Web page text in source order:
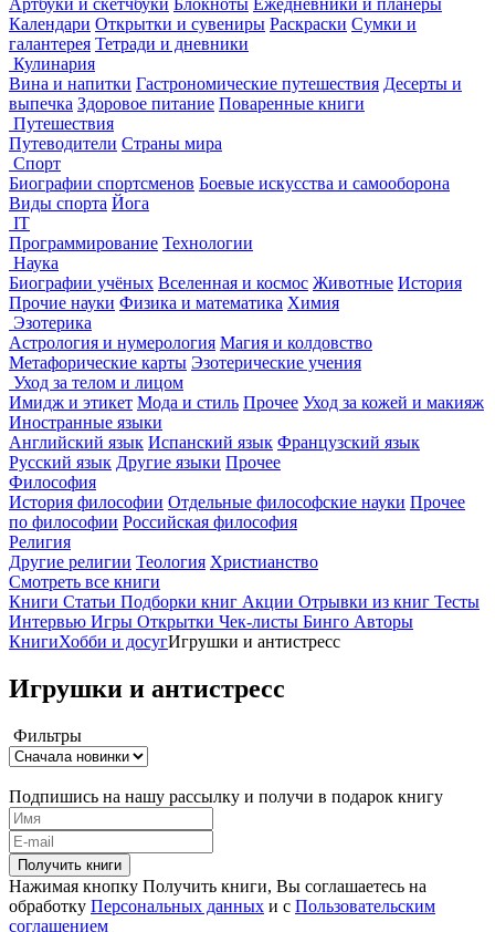
Артбуки и скетчбуки Блокноты Ежедневники и планеры
Календари Открытки и сувениры Раскраски Сумки и
галантерея Тетради и дневники
Кулинария
Вина и напитки Гастрономические путешествия Десерты и
выпечка Здоровое питание Поваренные книги
Путешествия
Путеводители Страны мира
Спорт
Биографии спортсменов Боевые искусства и самооборона
Виды спорта Йога
IT
Программирование Технологии
Наука
Биографии учёных Вселенная и космос Животные История
Прочие науки Физика и математика Химия
Эзотерика
Астрология и нумерология Магия и колдовство
Метафорические карты Эзотерические учения
Уход за телом и лицом
Имидж и этикет Мода и стиль Прочее Уход за кожей и макияж
Иностранные языки
Английский язык Испанский язык Французский язык
Русский язык Другие языки Прочее
Философия
История философии Отдельные философские науки Прочее
по философии Российская философия
Религия
Другие религии Теология Христианство
Смотреть все книги
Книги Статьи Подборки книг Акции Отрывки из книг Тесты
Интервью Игры Открытки Чек-листы Бинго Авторы
КнигиХобби и досугИгрушки и антистресс
Игрушки и антистресс
Фильтры
Подпишись на нашу рассылку и получи в подарок книгу
Получить книги
Нажимая кнопку Получить книги, Вы соглашаетесь на
обработку Персональных данных и с Пользовательским
соглашением